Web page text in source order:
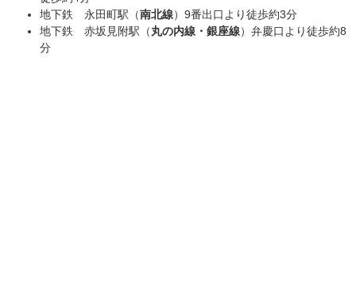
地下鉄 永田町駅（南北線）9番出口より徒歩約3分
地下鉄 赤坂見附駅（丸の内線・銀座線）弁慶口より徒歩約8
分